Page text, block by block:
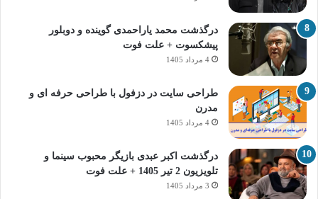
درگذشت محمد یاراحمدی گوینده و دوبلور
پیشکسوت + علت فوت
4 مرداد 1405
طراحی سایت در دزفول با طراحی حرفه‌ ای و
مدرن
4 مرداد 1405
درگذشت اکبر عبدی بازیگر محبوب سینما و
تلویزیون 2 تیر 1405 + علت فوت
3 مرداد 1405